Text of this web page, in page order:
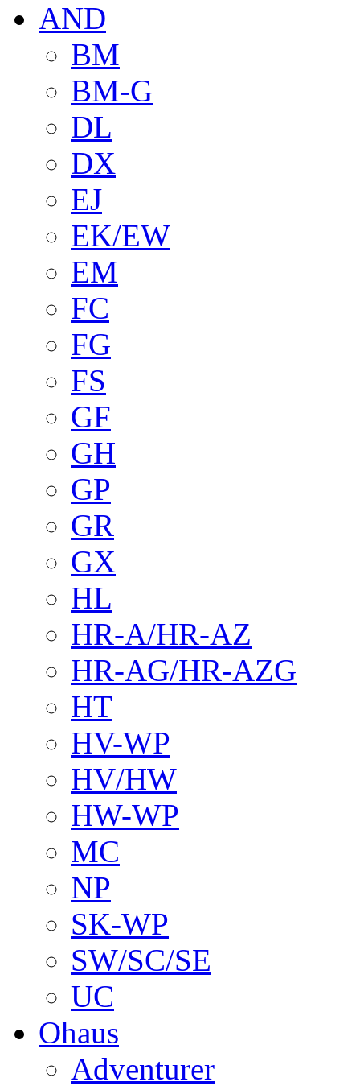
AND
BM
BM-G
DL
DX
EJ
EK/EW
EM
FC
FG
FS
GF
GH
GP
GR
GX
HL
HR-A/HR-AZ
HR-AG/HR-AZG
HT
HV-WP
HV/HW
HW-WP
MC
NP
SK-WP
SW/SC/SE
UC
Ohaus
Adventurer